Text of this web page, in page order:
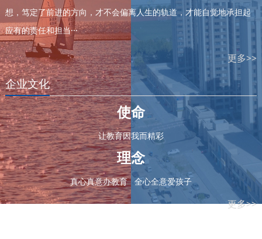
想，笃定了前进的方向，才不会偏离人生的轨道，才能自觉地承担起
应有的责任和担当···
更多>>
企业文化
使命
让教育因我而精彩
理念
真心真意办教育 全心全意爱孩子
更多>>